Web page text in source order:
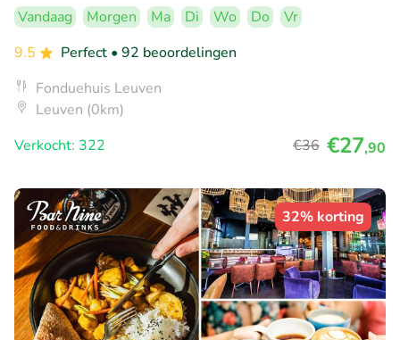
Vandaag Morgen Ma Di Wo Do
Vr
9.5
Perfect • 92 beoordelingen
Fonduehuis Leuven
Leuven (0km)
Verkocht: 322
€36 €27,90
32% korting